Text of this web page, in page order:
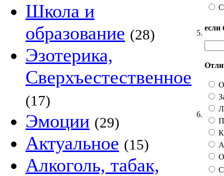
Школа и
образование (28)
Эзотерика,
Сверхъестественное
(17)
Эмоции (29)
Актуальное (15)
Алкоголь, табак,
5.
если
6.